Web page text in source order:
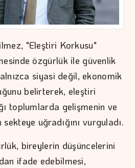
"Eleştiri Korkusu"
özgürlük ile güvenlik
siyasi değil, ekonomik
belirterek, eleştiri
toplumlarda gelişmenin ve
uğradığını vurguladı.
bireylerin düşüncelerini
ifade edebilmesi,